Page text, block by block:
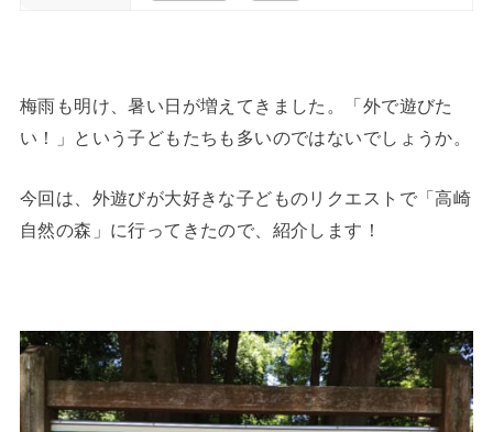
梅雨も明け、暑い日が増えてきました。「外で遊びた
い！」という子どもたちも多いのではないでしょうか。
今回は、外遊びが大好きな子どものリクエストで「高崎
自然の森」に行ってきたので、紹介します！